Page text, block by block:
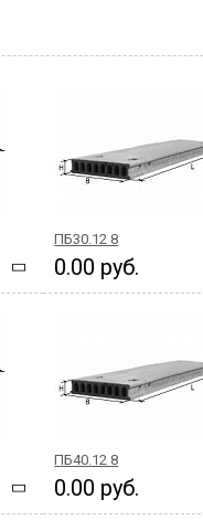
ПБ30.12 8
0.00 руб.
ПБ40.12 8
0.00 руб.